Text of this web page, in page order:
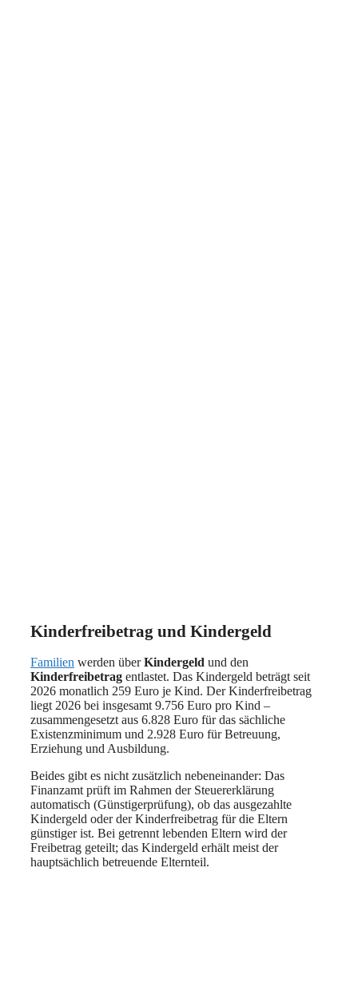
Kinderfreibetrag und Kindergeld
Familien werden überKindergeld und den
Kinderfreibetrag entlastet. Das Kindergeld beträgt seit
2026 monatlich 259 Euro je Kind. Der Kinderfreibetrag
liegt 2026 bei insgesamt 9.756 Euro pro Kind –
zusammengesetzt aus 6.828 Euro für das sächliche
Existenzminimum und 2.928 Euro für Betreuung,
Erziehung und Ausbildung.
Beides gibt es nicht zusätzlich nebeneinander: Das
Finanzamt prüft im Rahmen der Steuererklärung
automatisch (Günstigerprüfung), ob das ausgezahlte
Kindergeld oder der Kinderfreibetrag für die Eltern
günstiger ist. Bei getrennt lebenden Eltern wird der
Freibetrag geteilt; das Kindergeld erhält meist der
hauptsächlich betreuende Elternteil.